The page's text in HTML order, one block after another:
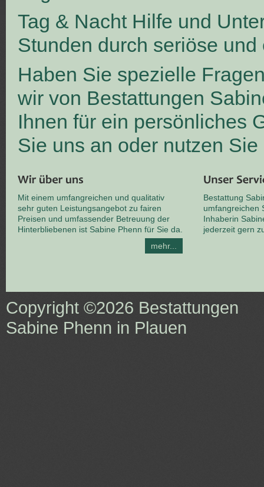
Tag & Nacht Hilfe und
Stunden durch seriöse
Haben Sie spezielle
wir von Bestattungen
Ihnen für ein persönliches
Sie uns an oder nutzen
Mit einem umfangreichen und qualitativ
sehr guten Leistungsangebot zu fairen
Preisen und umfassender Betreuung der
Hinterbliebenen ist Sabine Phenn für Sie da.
mehr...
Bestattung
umfangreichen
Inhaberin
jederzeit gern
Copyright ©2026 Bestattungen
Sabine Phenn in Plauen